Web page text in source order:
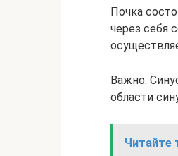
Почка
через себя
Важно.
области
Читайте